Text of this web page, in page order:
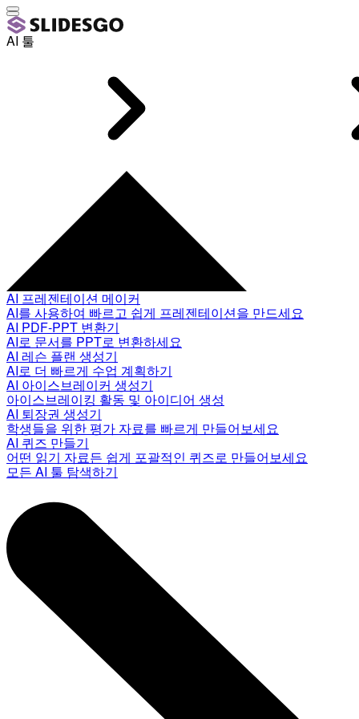
AI 툴
AI 프레젠테이션 메이커
AI를 사용하여 빠르고 쉽게 프레젠테이션을 만드세요
AI PDF-PPT 변환기
AI로 문서를 PPT로 변환하세요
AI 레슨 플랜 생성기
AI로 더 빠르게 수업 계획하기
AI 아이스브레이커 생성기
아이스브레이킹 활동 및 아이디어 생성
AI 퇴장권 생성기
학생들을 위한 평가 자료를 빠르게 만들어보세요
AI 퀴즈 만들기
어떤 읽기 자료든 쉽게 포괄적인 퀴즈로 만들어보세요
모든 AI 툴 탐색하기